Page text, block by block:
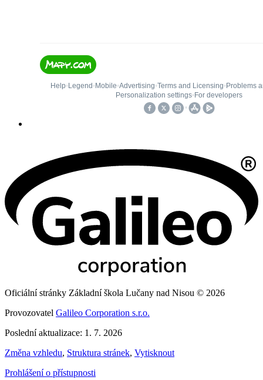
Oficiální stránky Základní škola Lučany nad Nisou © 2026
Provozovatel Galileo Corporation s.r.o.
Poslední aktualizace: 1. 7. 2026
Změna vzhledu, Struktura stránek, Vytisknout
Prohlášení o přístupnosti